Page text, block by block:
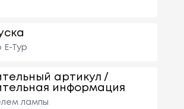
E-Typ
артикул /
информация
лампы